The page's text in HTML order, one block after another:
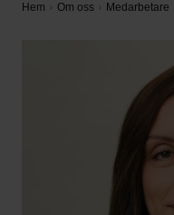
Hem Om oss Medarbetare